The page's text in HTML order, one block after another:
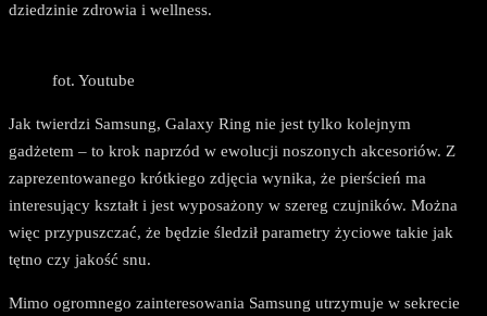
dziedzinie zdrowia i wellness.
fot. Youtube
Jak twierdzi Samsung, Galaxy Ring nie jest tylko kolejnym
gadżetem – to krok naprzód w ewolucji noszonych akcesoriów. Z
zaprezentowanego krótkiego zdjęcia wynika, że pierścień ma
interesujący kształt i jest wyposażony w szereg czujników. Można
więc przypuszczać, że będzie śledził parametry życiowe takie jak
tętno czy jakość snu.
Mimo ogromnego zainteresowania Samsung utrzymuje w sekrecie